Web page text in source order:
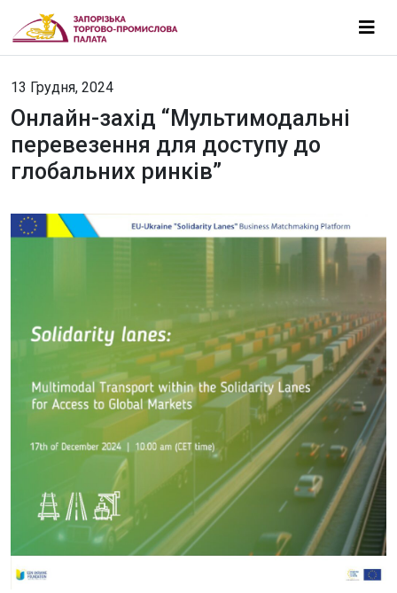
13 Грудня, 2024
Онлайн-захід “Мультимодальні
перевезення для доступу до
глобальних ринків”